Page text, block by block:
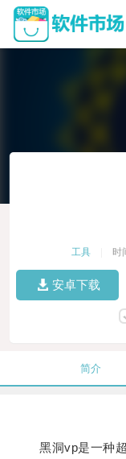
工具 时
安卓下载
简介
黑洞vp是一种超